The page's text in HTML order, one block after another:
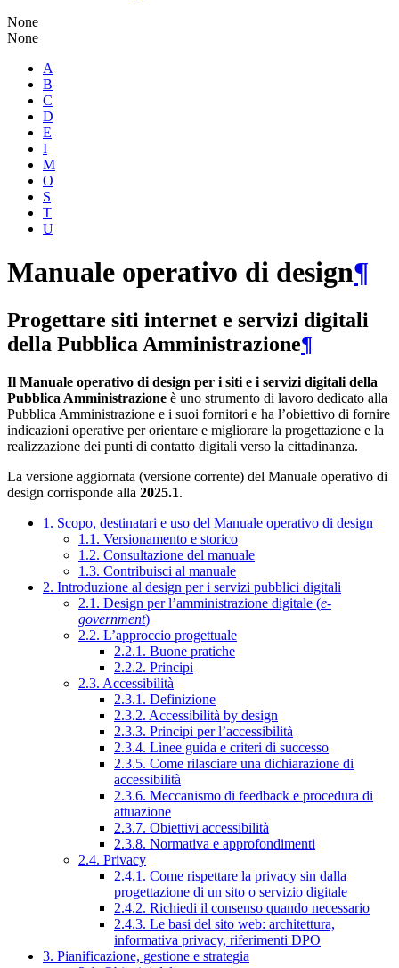
None
None
A
B
C
D
E
I
M
O
S
T
U
Manuale operativo di design¶
Progettare siti internet e servizi digitali
della Pubblica Amministrazione¶
Il Manuale operativo di design per i siti e i servizi digitali della
Pubblica Amministrazione è uno strumento di lavoro dedicato alla
Pubblica Amministrazione e i suoi fornitori e ha l’obiettivo di fornire
indicazioni operative per orientare e migliorare la progettazione e la
realizzazione dei punti di contatto digitali verso la cittadinanza.
La versione aggiornata (versione corrente) del Manuale operativo di
design corrisponde alla 2025.1.
1. Scopo, destinatari e uso del Manuale operativo di design
1.1. Versionamento e storico
1.2. Consultazione del manuale
1.3. Contribuisci al manuale
2. Introduzione al design per i servizi pubblici digitali
2.1. Design per l’amministrazione digitale (e-
government)
2.2. L’approccio progettuale
2.2.1. Buone pratiche
2.2.2. Principi
2.3. Accessibilità
2.3.1. Definizione
2.3.2. Accessibilità by design
2.3.3. Principi per l’accessibilità
2.3.4. Linee guida e criteri di successo
2.3.5. Come rilasciare una dichiarazione di
accessibilità
2.3.6. Meccanismo di feedback e procedura di
attuazione
2.3.7. Obiettivi accessibilità
2.3.8. Normativa e approfondimenti
2.4. Privacy
2.4.1. Come rispettare la privacy sin dalla
progettazione di un sito o servizio digitale
2.4.2. Richiedi il consenso quando necessario
2.4.3. Le basi del sito web: architettura,
informativa privacy, riferimenti DPO
3. Pianificazione, gestione e strategia